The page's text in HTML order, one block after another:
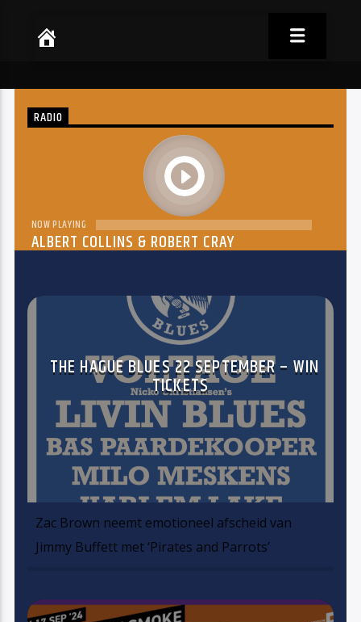
RADIO
play
NOW PLAYING
ALBERT COLLINS & ROBERT CRAY
THE HAGUE BLUES 22 SEPTEMBER – WIN
TICKETS
Zac Brown neemt emotioneel afscheid van
Jimmy Buffett met ‘Pirates and Parrots’